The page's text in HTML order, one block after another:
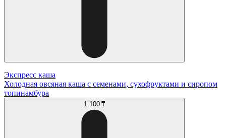
Экспресс каша
Холодная овсяная каша с семенами, сухофруктами и сиропом
топинамбура
1 100 ₸